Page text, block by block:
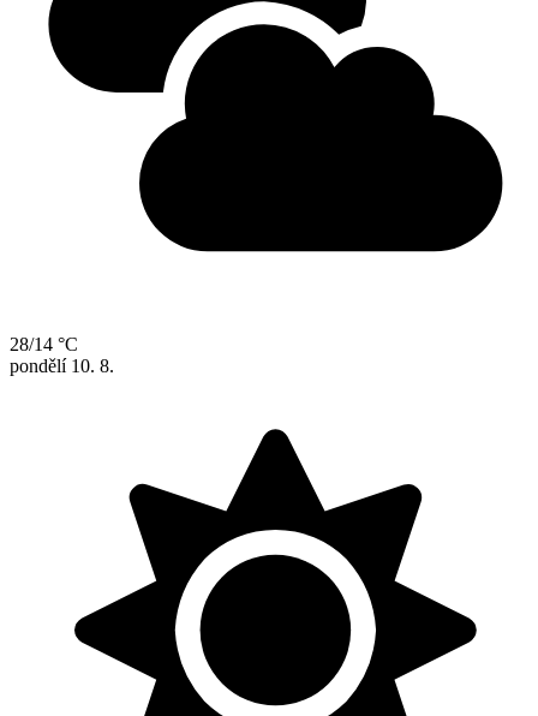
28/14 °C
pondělí 10. 8.